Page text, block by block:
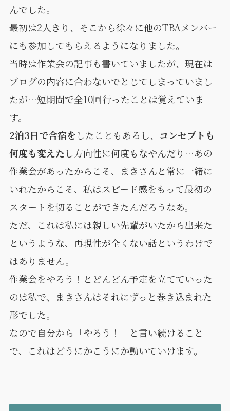
んでした。
最初は2人きり、そこから徐々に他のTBAメンバー
にも参加してもらえるようになりました。
当時は作業会の記事も書いていましたが、現在は
ブログの内容に合わないでとじてしまっていまし
たが…短期間で全10回行ったことは覚えていま
す。
2泊3日で合宿をしたこともあるし、 コンセプトも
何度も変えたし方向性に何度もなやんだり…あの
作業会があったからこそ、まきさんと常に一緒に
いれたからこそ、私はスピード感をもって最初の
スタートを切ることができたんだろうなあ。
ただ、これは私には親しい先輩がいたから出来た
というような、再現性が全くない話というわけで
はありません。
作業会をやろう！とどんどん予定を立てていった
のは私で、まきさんはそれにずっと巻き込まれた
形でした。
なので自分から「やろう！」と言い続けること
で、これはどうにかこうにか動いていけます。